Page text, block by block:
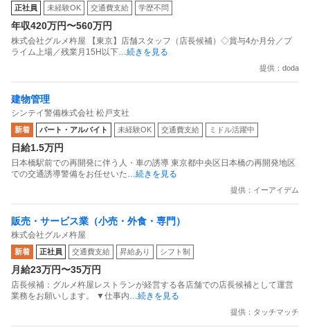
正社員 未経験OK 交通費支給 学歴不問
年収420万円〜560万円
株式会社グルメ杵屋 【東京】店舗スタッフ（店長候補）◇賞与4か月分／プ
ライム上場／残業月15H以下 …続きを見る
提供：doda
建物管理
シンテイ警備株式会社 松戸支社
新着 パート・アルバイト 未経験OK 交通費支給 ミドル活躍中
日給1.5万円
日本橋駅前での再開発に伴う人・車の誘導 東京都中央区日本橋の再開発地区
での交通誘導警備をお任せいた …続きを見る
提供：イーアイデム
販売・サービス業（小売・外食・専門）
株式会社グルメ杵屋
新着 正社員 交通費支給 昇給あり シフト制
月給23万円〜35万円
店長候補：グルメ杵屋レストランが経営する各店舗での店長候補として運営
業務をお願いします。 ▼仕事内 …続きを見る
提供：タッチマッチ